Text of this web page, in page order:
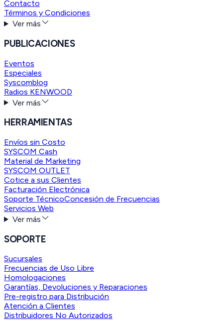
Contacto
Términos y Condiciones
Ver más
PUBLICACIONES
Eventos
Especiales
Syscomblog
Radios KENWOOD
Ver más
HERRAMIENTAS
Envíos sin Costo
SYSCOM Cash
Material de Marketing
SYSCOM OUTLET
Cotice a sus Clientes
Facturación Electrónica
Soporte TécnicoConcesión de Frecuencias
Servicios Web
Ver más
SOPORTE
Sucursales
Frecuencias de Uso Libre
Homologaciones
Garantías, Devoluciones y Reparaciones
Pre-registro para Distribución
Atención a Clientes
Distribuidores No Autorizados